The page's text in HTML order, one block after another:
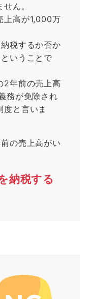
ん。
上高が1,000万
税するか否か
いうことで
2年前の売上高
務が免除され
度と言いま
の売上高がい
納税する